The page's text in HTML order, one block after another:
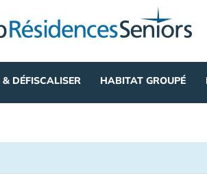
DÉFISCALISER HABITAT GROUPÉ